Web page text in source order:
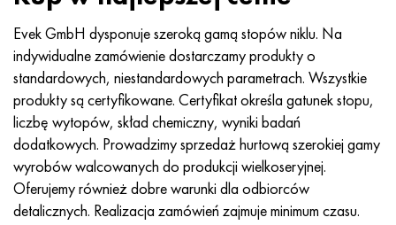
Evek GmbH dysponuje szeroką gamą stopów niklu. Na
indywidualne zamówienie dostarczamy produkty o
standardowych, niestandardowych parametrach. Wszystkie
produkty są certyfikowane. Certyfikat określa gatunek stopu,
liczbę wytopów, skład chemiczny, wyniki badań
dodatkowych. Prowadzimy sprzedaż hurtową szerokiej gamy
wyrobów walcowanych do produkcji wielkoseryjnej.
Oferujemy również dobre warunki dla odbiorców
detalicznych. Realizacja zamówień zajmuje minimum czasu.
Nimonic 90
Nimonic 263
Haynesa 25
Haynesa 188
Haynesa 230
rura precyzyjna
H70MFV
AM-350 - poprawka 5548
AM-355 - poprawka 5547
Custom 450® - bez S45000
Grecki Ascoloy 418
Rura odporna na korozję
45Х14Н14В2М
50X14MF
65X13
90X18MF
95X18
ac35g2, 36smnpb14, 1.0765
38x2n2ma, 34CrNiMo6, 40NiCrMo7
40hn2ma, 34CrNiMo4, 36hnm
38h, 37h
38XA, 37Cr4, AISI 5135